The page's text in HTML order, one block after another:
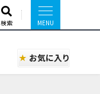
検索
お気に入り